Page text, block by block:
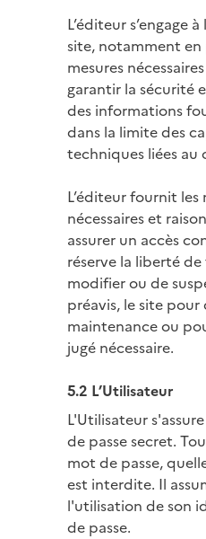
L’éditeur s’engage
site, notamment
mesures
garantir la sécurité
des informations
dans la limite des
techniques liées au
L’éditeur fournit les
nécessaires et
assurer un accès
réserve la liberté
modifier ou de
préavis, le site pour
maintenance ou
jugé nécessaire.
5.2 L’Utilisateur
L'Utilisateur
de passe secret.
mot de passe,
est interdite. Il
l'utilisation de son
de passe.